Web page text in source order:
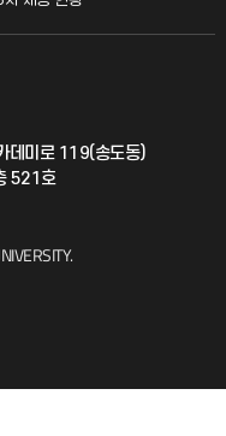
데미로 119(송도동)
521호